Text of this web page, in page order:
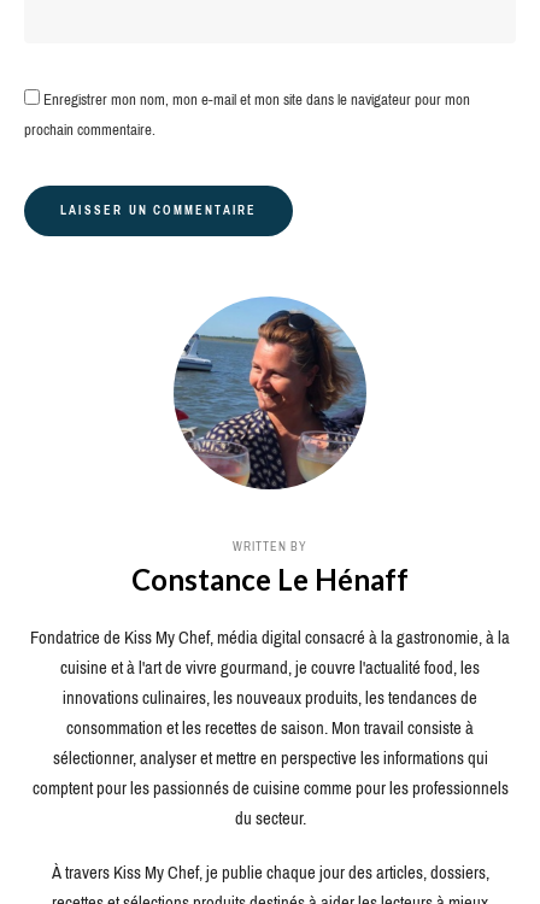
Enregistrer mon nom, mon e-mail et mon site dans le navigateur pour mon
prochain commentaire.
WRITTEN BY
Constance Le Hénaff
Fondatrice de Kiss My Chef, média digital consacré à la gastronomie, à la
cuisine et à l'art de vivre gourmand, je couvre l'actualité food, les
innovations culinaires, les nouveaux produits, les tendances de
consommation et les recettes de saison. Mon travail consiste à
sélectionner, analyser et mettre en perspective les informations qui
comptent pour les passionnés de cuisine comme pour les professionnels
du secteur.
À travers Kiss My Chef, je publie chaque jour des articles, dossiers,